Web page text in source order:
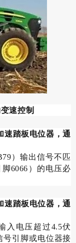
速控制
速踏板电位器，通
）输出信号不匹
脚6066 ）的电压必
速踏板电位器，通
入电压超过4.5伏
号引脚或电位器接